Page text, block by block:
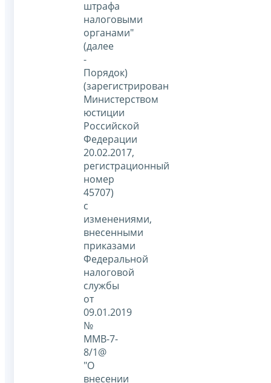
штрафа
налоговыми
органами"
(далее
-
Порядок)
(зарегистрирован
Министерством
юстиции
Российской
Федерации
20.02.2017,
регистрационный
номер
45707)
с
изменениями,
внесенными
приказами
Федеральной
налоговой
службы
от
09.01.2019
№
ММВ-7-
8/1@
"О
внесении